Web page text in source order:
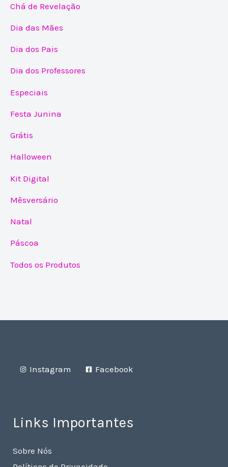
Chá de Revelação
Dia das Mães
Dia dos Pais
Dia dos Professores
Especiais
Festa Junina
Grátis
Halloween
Kit Digital
Mêsversário
Natal
Páscoa
Todos os Produtos
Instagram Facebook
Links Importantes
Sobre Nós